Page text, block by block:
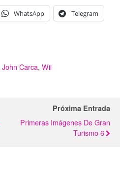
WhatsApp Telegram
John Carca, Wii
Próxima Entrada
Primeras Imágenes De Gran
Turismo 6